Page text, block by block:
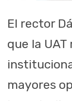
El rector
que la
mayores